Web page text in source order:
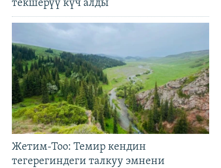
текшерүү күч алды
Жетим-Тоо: Темир кендин
тегерегиндеги талкуу эмнени